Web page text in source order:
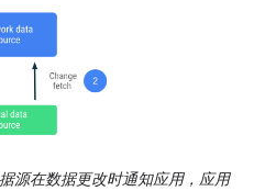
源在数据更改时通知应用，应用